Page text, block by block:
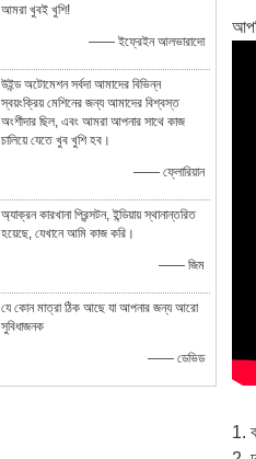
আমরা খুবই খুশি!
—— ইফ্রেইন আলভারাদো
উইন্ড অটোমেশন সর্বদা আমাদের বিভিন্ন
স্বয়ংক্রিয় মেশিনের জন্য আমাদের বিশ্বস্ত
অংশীদার ছিল, এবং আমরা আপনার সাথে কাজ
চালিয়ে যেতে খুব খুশি হব।
—— ফ্লোরিয়ান
অ্যাক্রন কারখানা প্রিন্সটন, ইন্ডিয়ায় স্থানান্তরিত
হয়েছে, যেখানে আমি কাজ করি।
—— জিম
যে কোন মাত্রা ঠিক আছে যা আপনার জন্য আরো
সুবিধাজনক
—— ডেভিড
1.